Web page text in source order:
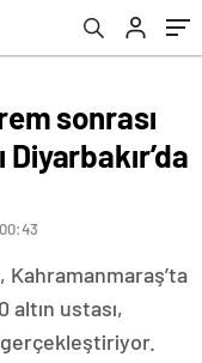
sonrası
Kahramanmaraş’ta
altın ustası,